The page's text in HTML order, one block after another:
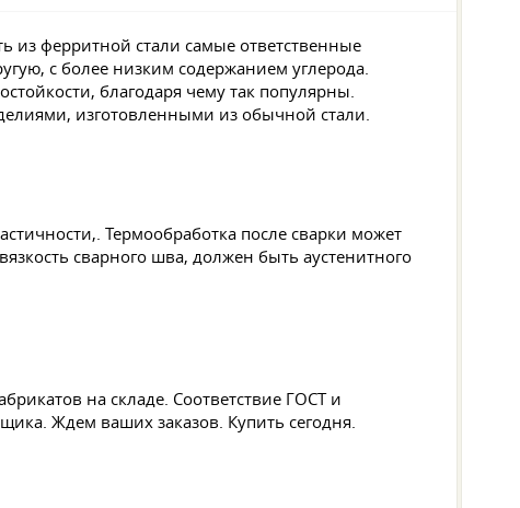
из ферритной стали самые ответственные
с более низким содержанием углерода.
благодаря чему так популярны.
изготовленными из обычной стали.
Термообработка после сварки может
сварного шва, должен быть аустенитного
на складе. Соответствие ГОСТ и
Ждем ваших заказов. Купить сегодня.